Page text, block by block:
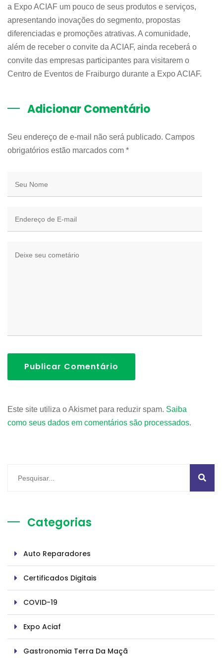
a Expo ACIAF um pouco de seus produtos e serviços,
apresentando inovações do segmento, propostas
diferenciadas e promoções atrativas. A comunidade,
além de receber o convite da ACIAF, ainda receberá o
convite das empresas participantes para visitarem o
Centro de Eventos de Fraiburgo durante a Expo ACIAF.
Adicionar Comentário
Seu endereço de e-mail não será publicado. Campos
obrigatórios estão marcados com *
Publicar Comentário
Este site utiliza o Akismet para reduzir spam. Saiba
como seus dados em comentários são processados.
Categorias
Auto Reparadores
Certificados Digitais
COVID-19
Expo Aciaf
Gastronomia Terra Da Maçã